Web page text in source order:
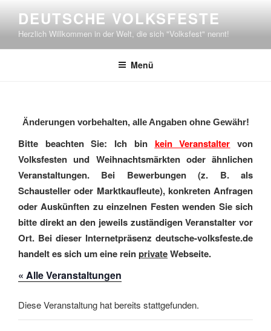
springen
DEUTSCHE VOLKSFESTE
Herzlich Willkommen in der Welt, die sich "Volksfest" nennt!
Menü
Änderungen vorbehalten, alle Angaben ohne Gewähr!
Bitte beachten Sie: Ich bin kein Veranstalter von
Volksfesten und Weihnachtsmärkten oder ähnlichen
Veranstaltungen. Bei Bewerbungen (z. B. als
Schausteller oder Marktkaufleute), konkreten Anfragen
oder Auskünften zu einzelnen Festen wenden Sie sich
bitte direkt an den jeweils zuständigen Veranstalter vor
Ort. Bei dieser Internetpräsenz deutsche-volksfeste.de
handelt es sich um eine reinprivateWebseite.
« Alle Veranstaltungen
Diese Veranstaltung hat bereits stattgefunden.